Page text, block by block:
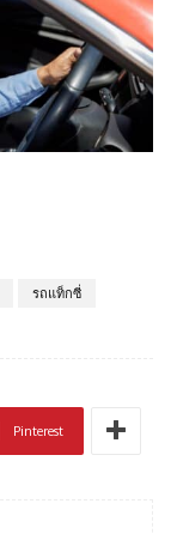
รถแท็กซี่
Pinterest